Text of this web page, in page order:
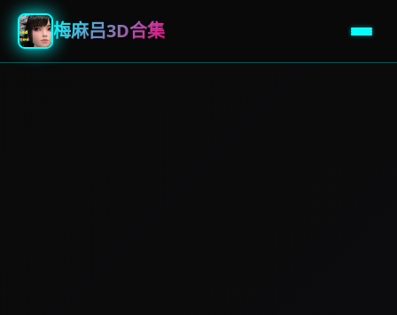
梅麻吕3D合集